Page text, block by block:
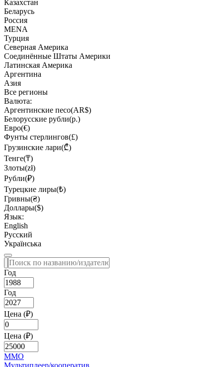
Казахстан
Беларусь
Россия
MENA
Турция
Северная Америка
Соединённые Штаты Америки
Латинская Америка
Аргентина
Азия
Все регионы
Валюта:
Аргентинские песо(AR$)
Белорусские рубли(р.)
Евро(€)
Фунты стерлингов(£)
Грузинские лари(₾)
Тенге(₸)
Злоты(zł)
Рубли(₽)
Турецкие лиры(₺)
Гривны(₴)
Доллары($)
Язык:
English
Русский
Українська
Год
Год
Цена (₽)
Цена (₽)
MMO
Мультиплеер/кооператив